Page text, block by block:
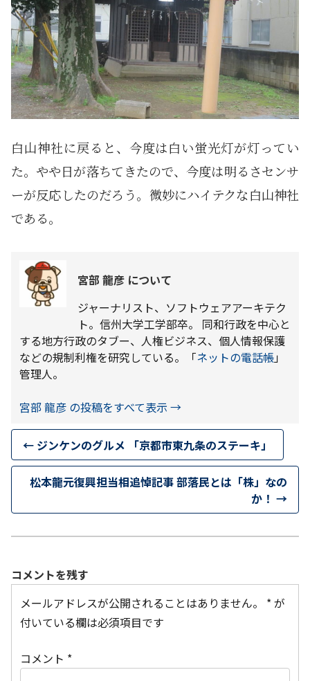
白山神社に戻ると、今度は白い蛍光灯が灯ってい
た。やや日が落ちてきたので、今度は明るさセンサ
ーが反応したのだろう。微妙にハイテクな白山神社
である。
宮部 龍彦 について
ジャーナリスト、ソフトウェアアーキテク
ト。信州大学工学部卒。 同和行政を中心と
する地方行政のタブー、人権ビジネス、個人情報保護
などの規制利権を研究している。「ネットの電話帳」
管理人。
宮部 龍彦 の投稿をすべて表示 →
← ジンケンのグルメ 「京都市東九条のステーキ」
松本龍元復興担当相追悼記事 部落民とは「株」なの
か！ →
コメントを残す
メールアドレスが公開されることはありません。
*が
付いている欄は必須項目です
コメント *